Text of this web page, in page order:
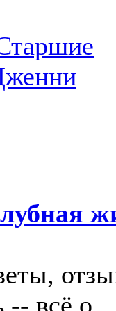
-- всё о